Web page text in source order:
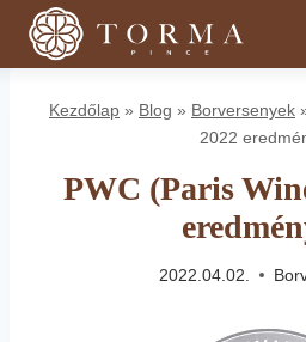
Skip
Kezdőlap » Blog » Borversenyek
2022
PWC (Paris
2022.04.02.